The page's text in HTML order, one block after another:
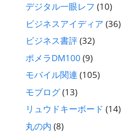
デジタル一眼レフ (10)
ビジネスアイディア (36)
ビジネス書評(32)
ポメラDM100 (9)
モバイル関連 (105)
モブログ(13)
リュウドキーボード (14)
丸の内 (8)